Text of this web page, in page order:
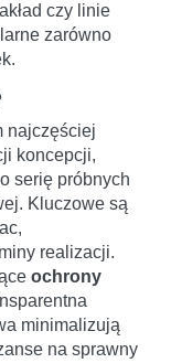
czy linie
zarówno
najczęściej
koncepcji,
serię próbnych
Kluczowe są
realizacji.
ochrony
minimalizują
na sprawny